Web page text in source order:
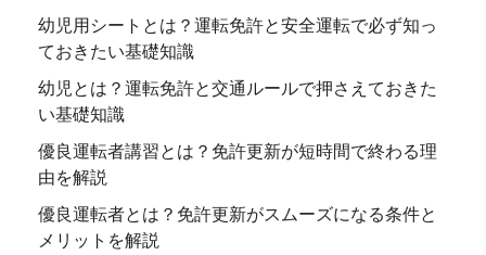
幼児用シートとは？運転免許と安全運転で必ず知っ
ておきたい基礎知識
幼児とは？運転免許と交通ルールで押さえておきた
い基礎知識
優良運転者講習とは？免許更新が短時間で終わる理
由を解説
優良運転者とは？免許更新がスムーズになる条件と
メリットを解説